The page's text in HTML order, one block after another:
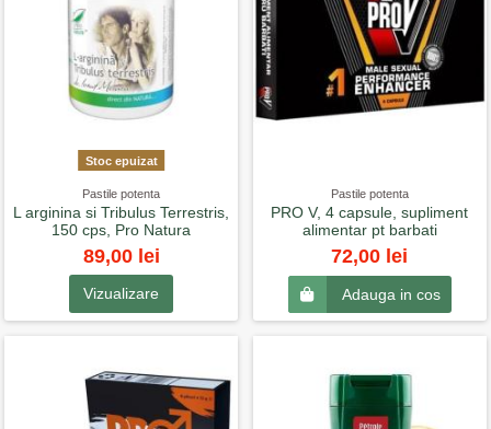
Stoc epuizat
Pastile potenta
L arginina si Tribulus Terrestris,
150 cps, Pro Natura
89,00 lei
Vizualizare
Pastile potenta
PRO V, 4 capsule, supliment
alimentar pt barbati
72,00 lei
Adauga in cos